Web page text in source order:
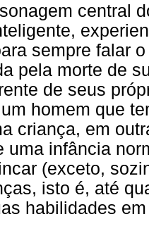
central
sempre falar
pela morte de
de seus
homem que
criança, em
uma infância
(exceto,
isto é, até
habilidades